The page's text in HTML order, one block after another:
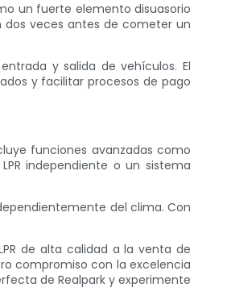
un fuerte elemento disuasorio
dos veces antes de cometer un
y salida de vehículos. El
y facilitar procesos de pago
funciones avanzadas como
independiente o un sistema
del clima. Con
de alta calidad a la venta de
compromiso con la excelencia
de Realpark y experimente